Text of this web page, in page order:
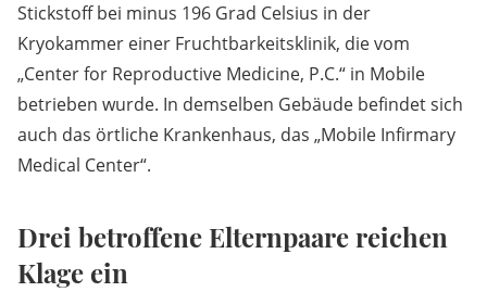
Stickstoff bei minus 196 Grad Celsius in der
Kryokammer einer Fruchtbarkeitsklinik, die vom
„Center for Reproductive Medicine, P.C.“ in Mobile
betrieben wurde. In demselben Gebäude befindet sich
auch das örtliche Krankenhaus, das „Mobile Infirmary
Medical Center“.
Drei betroffene Elternpaare reichen
Klage ein